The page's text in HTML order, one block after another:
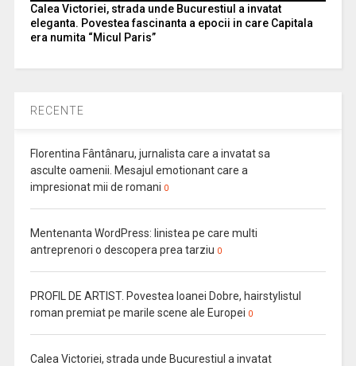
Calea Victoriei, strada unde Bucurestiul a invatat
eleganta. Povestea fascinanta a epocii in care Capitala
era numita “Micul Paris”
RECENTE
Florentina Fântânaru, jurnalista care a invatat sa
asculte oamenii. Mesajul emotionant care a
impresionat mii de romani 0
Mentenanta WordPress: linistea pe care multi
antreprenori o descopera prea tarziu 0
PROFIL DE ARTIST. Povestea Ioanei Dobre, hairstylistul
roman premiat pe marile scene ale Europei 0
Calea Victoriei, strada unde Bucurestiul a invatat